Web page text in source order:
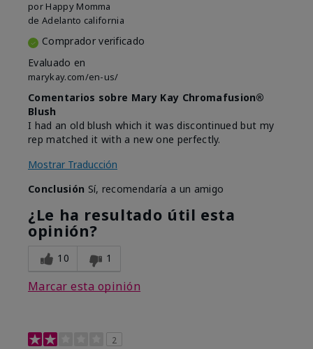
por Happy Momma
de Adelanto california
Comprador verificado
Evaluado en
marykay.com/en-us/
Comentarios sobre Mary Kay Chromafusion®
Blush
I had an old blush which it was discontinued but my
rep matched it with a new one perfectly.
Mostrar Traducción
Conclusión Sí, recomendaría a un amigo
¿Le ha resultado útil esta
opinión?
10 1
Marcar esta opinión
2